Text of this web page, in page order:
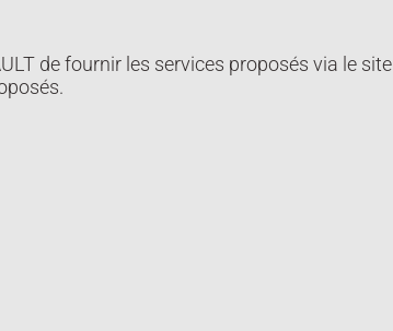
de fournir les services proposés via le site